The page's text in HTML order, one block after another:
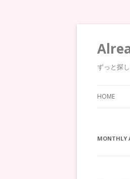
ずっと探
HOME
MONTHLY